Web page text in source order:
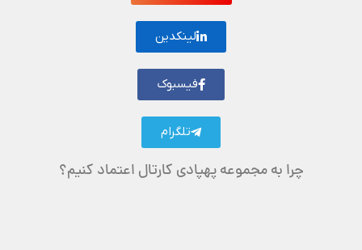
لینکدین
فیسبوک
تلگرام
چرا به مجموعه پهپادی کارتال اعتماد کنیم؟